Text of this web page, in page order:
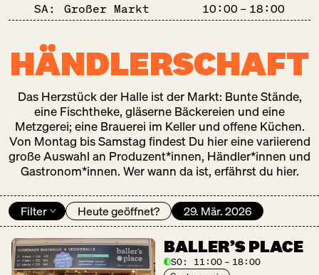
SA:
Großer Markt 10:00 – 18:00
HÄNDLER­SCHAFT
Das Herzstück der Halle ist der Markt: Bunte Stände,
eine Fischtheke, gläserne Bäckereien und eine
Metzgerei; eine Brauerei im Keller und offene Küchen.
Von Montag bis Samstag findest Du hier eine variierend
große Auswahl an Produzent*innen, Händler*innen und
Gastronom*innen. Wer wann da ist, erfährst du hier.
Filter Heute geöffnet? 29. Mär. 2026
BALLER’S PLACE
SO: 11:00 – 18:00